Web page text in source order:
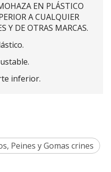
EN PLÁSTICO
A CUALQUIER
Y DE OTRAS MARCAS.
inferior.
Peines y Gomas crines